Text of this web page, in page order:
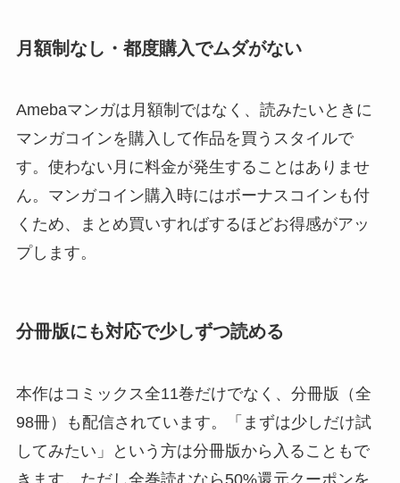
月額制なし・都度購入でムダがない
Amebaマンガは月額制ではなく、読みたいときに
マンガコインを購入して作品を買うスタイルで
す。使わない月に料金が発生することはありませ
ん。マンガコイン購入時にはボーナスコインも付
くため、まとめ買いすればするほどお得感がアッ
プします。
分冊版にも対応で少しずつ読める
本作はコミックス全11巻だけでなく、分冊版（全
98冊）も配信されています。「まずは少しだけ試
してみたい」という方は分冊版から入ることもで
きます。ただし全巻読むなら50%還元クーポンを